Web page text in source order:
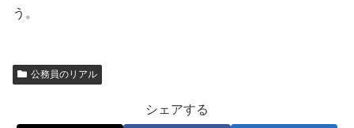
う。
公務員のリアル
シェアする